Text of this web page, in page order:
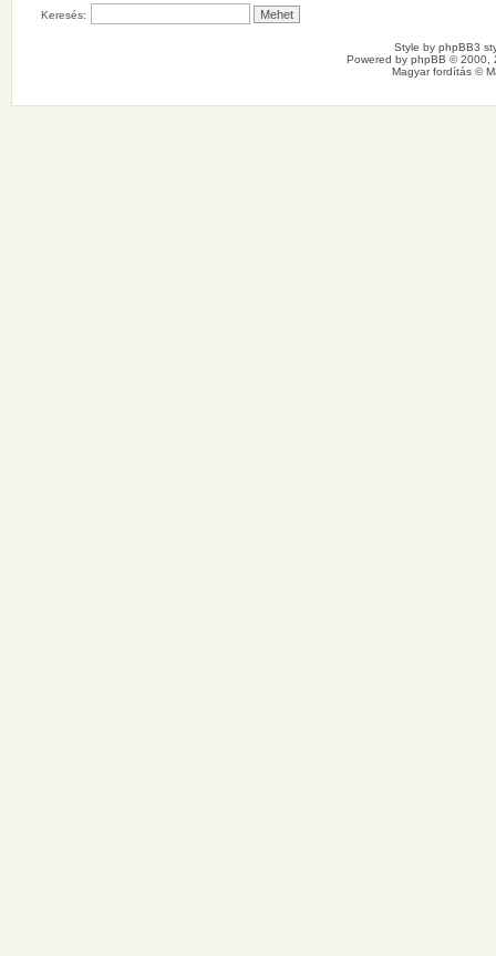
Keresés:
Style by phpBB3
Powered by phpBB © 2000,
Magyar fordítás ©